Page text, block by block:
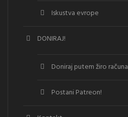
Iskustva evrope
DONIRAJ!
Doniraj putem žiro računa
Postani Patreon!